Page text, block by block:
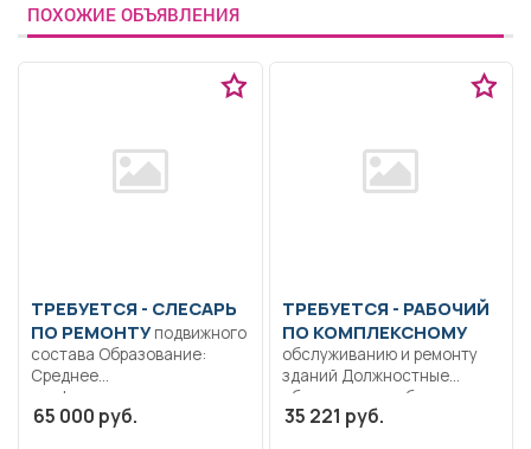
ПОХОЖИЕ ОБЪЯВЛЕНИЯ
ТРЕБУЕТСЯ - СЛЕСАРЬ
ПО РЕМОНТУподвижного
состава Образование:
Среднее
профессиональное
образование.. Ремонт
65 000 руб.
ТРЕБУЕТСЯ - РАБОЧИЙ
ПО КОМПЛЕКСНОМУ
обслуживанию и ремонту
зданий Должностные
обязанности рабочего по
обслуживанию здания...
35 221 руб.